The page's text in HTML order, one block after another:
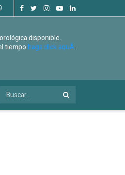
disponible.
tiempohaga click aquÃ­.